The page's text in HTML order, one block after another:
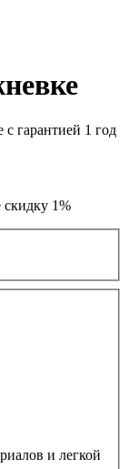
гарантией 1 год
скидку 1%
и легкой